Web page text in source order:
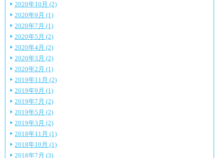
2020年10月 (2)
2020年9月 (1)
2020年7月 (1)
2020年5月 (2)
2020年4月 (2)
2020年3月 (2)
2020年2月 (1)
2019年11月 (2)
2019年9月 (1)
2019年7月 (2)
2019年5月 (2)
2019年3月 (2)
2018年11月 (1)
2018年10月 (1)
2018年7月 (3)